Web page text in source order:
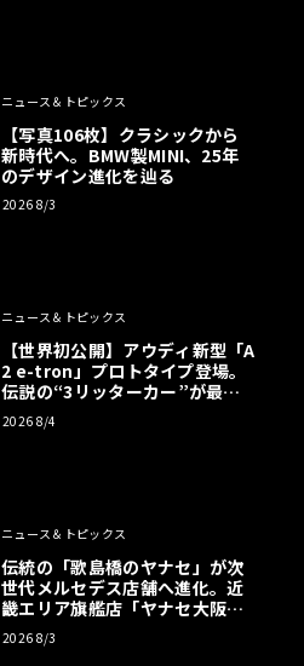
ニュース＆トピックス
【写真106枚】クラシックから
新時代へ。BMW製MINI、25年
のデザイン進化を辿る
2026 8/3
ニュース＆トピックス
【世界初公開】アウディ新型「A
2 e-tron」プロトタイプ登場。
伝説の“3リッターカー”が最高
効率エントリーBEVとして復活
【画像38枚】
2026 8/4
ニュース＆トピックス
伝統の「歌島橋のヤナセ」が次
世代メルセデス店舗へ進化。近
畿エリア旗艦店「ヤナセ大阪支
店」がリニューアル
2026 8/3